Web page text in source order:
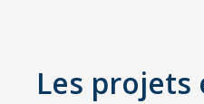
Les projets